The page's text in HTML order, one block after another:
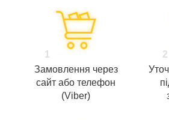
1
Замовлення через
сайт або телефон
(Viber)
2